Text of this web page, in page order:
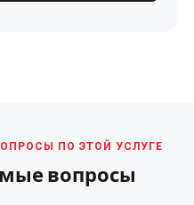
ПО ЭТОЙ УСЛУГЕ
вопросы